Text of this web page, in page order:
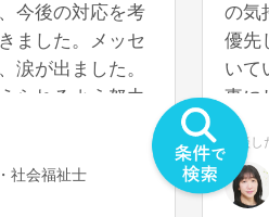
今後の対応を考
ました。メッセ
涙が出ました。
られるよう努力
いていただける
社会福祉士
の気
優先
いて
事に
う
を切
気が
う
相談